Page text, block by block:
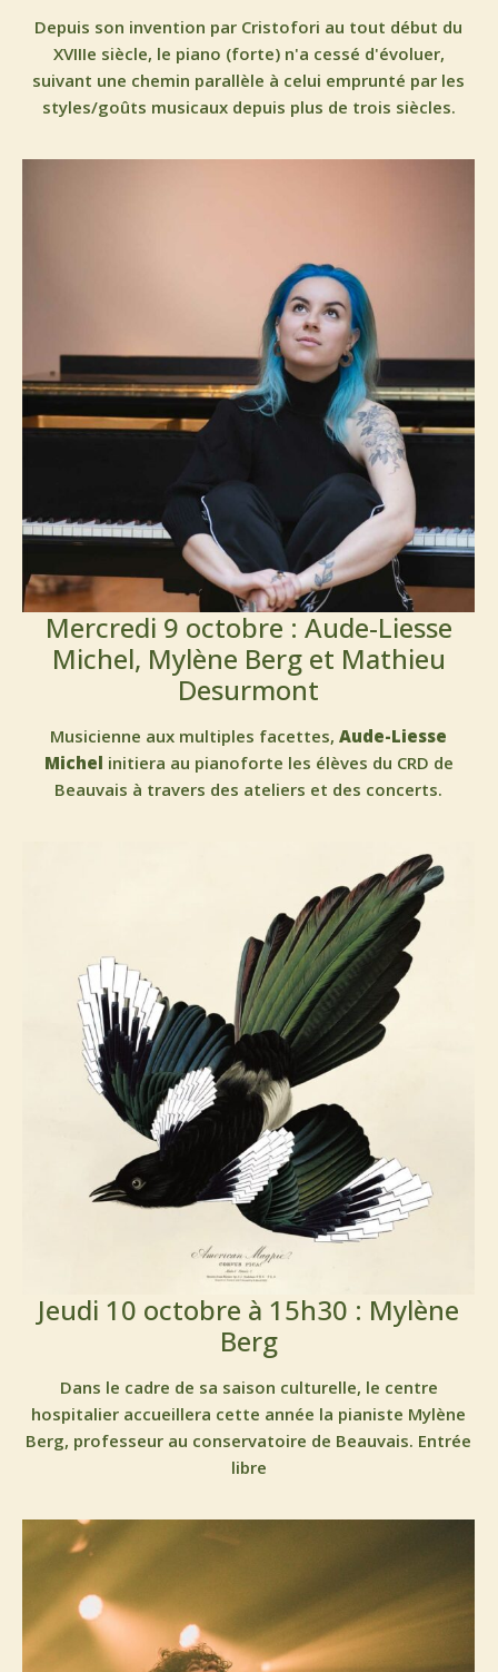
Depuis son invention par Cristofori au tout début du
XVIIIe siècle, le piano (forte) n'a cessé d'évoluer,
suivant une chemin parallèle à celui emprunté par les
styles/goûts musicaux depuis plus de trois siècles.
Mercredi 9 octobre : Aude-Liesse
Michel, Mylène Berg et Mathieu
Desurmont
Musicienne aux multiples facettes, Aude-Liesse
Michel initiera au pianoforte les élèves du CRD de
Beauvais à travers des ateliers et des concerts.
Jeudi 10 octobre à 15h30 : Mylène
Berg
Dans le cadre de sa saison culturelle, le centre
hospitalier accueillera cette année la pianiste Mylène
Berg, professeur au conservatoire de Beauvais. Entrée
libre